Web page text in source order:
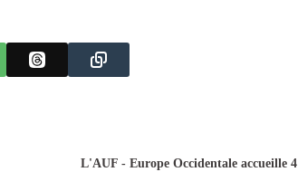
L'AUF - Europe Occidentale accueille